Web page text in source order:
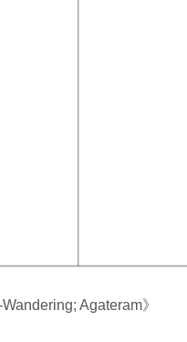
Agateram》